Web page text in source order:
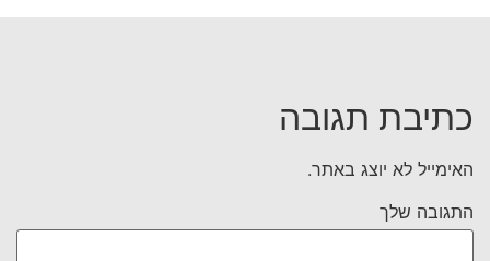
כתיבת תגובה
האימייל לא יוצג באתר.
התגובה שלך